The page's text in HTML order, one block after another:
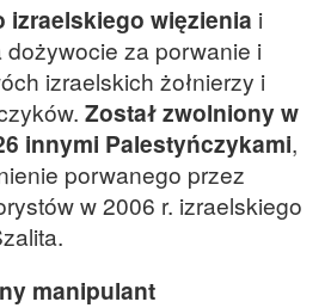
izraelskiego więzienia i
dożywocie za porwanie i
izraelskich żołnierzy i
Został zwolniony w
innymi Palestyńczykami,
porwanego przez
w 2006 r. izraelskiego
manipulant